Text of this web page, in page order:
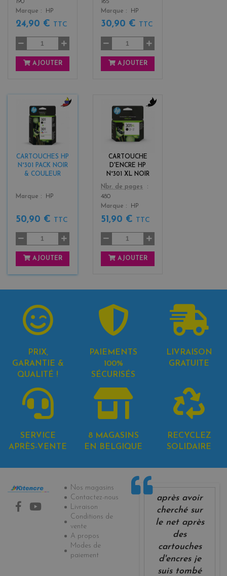
190
Marque
HP
24,90 € TTC
AJOUTER
165
Marque
HP
30,90 € TTC
AJOUTER
CARTOUCHES HP
N°301 PACK NOIR
& COULEUR
Color
k
+
Marque HP
50,90 € TTC
AJOUTER
CARTOUCHE
D'ENCRE HP
N°301 XL NOIR
Color
k
Nbr. de pages
480
Marque
HP
51,90 € TTC
AJOUTER
PRIX,
GARANTIE &
QUALITÉ !
PAIEMENTS
100%
SÉCURISÉS
LIVRAISON
GRATUITE
SERVICE
APRÈS-VENTE
8 MAGASINS
EN BELGIQUE
RECYCLEZ
SOLIDAIRE
Informations
Nos magasins
Contactez-nous
Livraison
Conditions de
vente
A propos
Modes de
paiement
après avoir
cherché sur
le net après
des
cartouches
d'encres je
suis tombé